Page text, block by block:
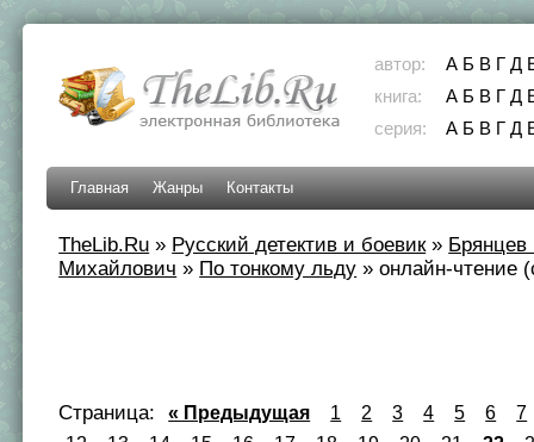
автор: А Б В Г Д
книга:
А Б В Г Д
серия:
А Б В Г Д
Главная Жанры Контакты
TheLib.Ru » Русский детектив и боевик» Брянцев
Михайлович » По тонкому льду »онлайн-чтение
Страница: « Предыдущая 1 2 3 4 5 6
7